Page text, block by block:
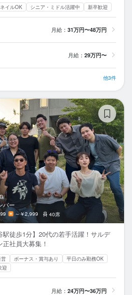
ネイルOK シニア・ミドル活躍中 新卒歓迎
月給： 31万円〜48万円
月給： 29万円〜
他3件
バー
～￥2,999 40席
駅徒歩1分】20代の若手活躍！サルデ
社員大募集！
ボーナス・賞与あり
平日のみ勤務OK
迎
月給： 24万円〜36万円